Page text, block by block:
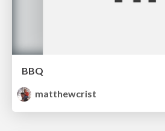
BBQ
matthewcrist